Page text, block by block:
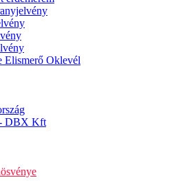
Elismerő Oklevél
- DBX Kft